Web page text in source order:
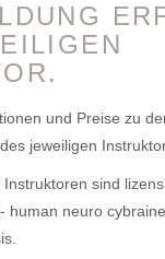
und Preise zu
jeweiligen
sind
human neuro